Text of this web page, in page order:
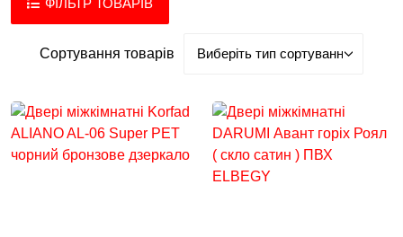
ФІЛЬТР ТОВАРІВ
Сортування товарів